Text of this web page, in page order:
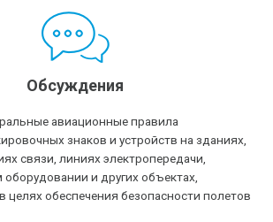
Обсуждения
авиационные правила
знаков и устройств на зданиях,
связи, линиях электропередачи,
и других объектах,
целях обеспечения безопасности полетов